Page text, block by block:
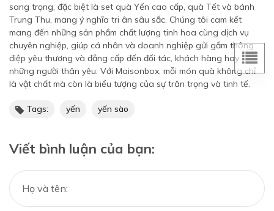
sang trọng, đặc biệt là set quà Yến cao cấp, quà Tết và bánh
Trung Thu, mang ý nghĩa tri ân sâu sắc. Chúng tôi cam kết
mang đến những sản phẩm chất lượng tinh hoa cùng dịch vụ
chuyên nghiệp, giúp cá nhân và doanh nghiệp gửi gắm thông
điệp yêu thương và đẳng cấp đến đối tác, khách hàng hay
những người thân yêu. Với Maisonbox, mỗi món quà không chỉ
là vật chất mà còn là biểu tượng của sự trân trọng và tinh tế.
Tags: yến yến sào
Viết bình luận của bạn: